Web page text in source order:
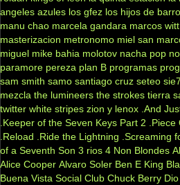
angeles azules los gfez los hijos de
manu chao marcela gandara marcos witt
masterizacion metronomo miel san
miguel mike bahia molotov nacha pop
paramore pereza plan B programas
sam smith samo santiago cruz seteo
mezcla the lumineers the strokes tierra
twitter white stripes zion y lenox .And
.Keeper of the Seven Keys Part 2
.Piece
.Reload
.Ride the Lightning .Screaming
of a Seventh Son 3 rios 4 Non Blondes
Alice Cooper Alvaro Soler Ben E King
Buena Vista Social Club Chuck Berry Dio